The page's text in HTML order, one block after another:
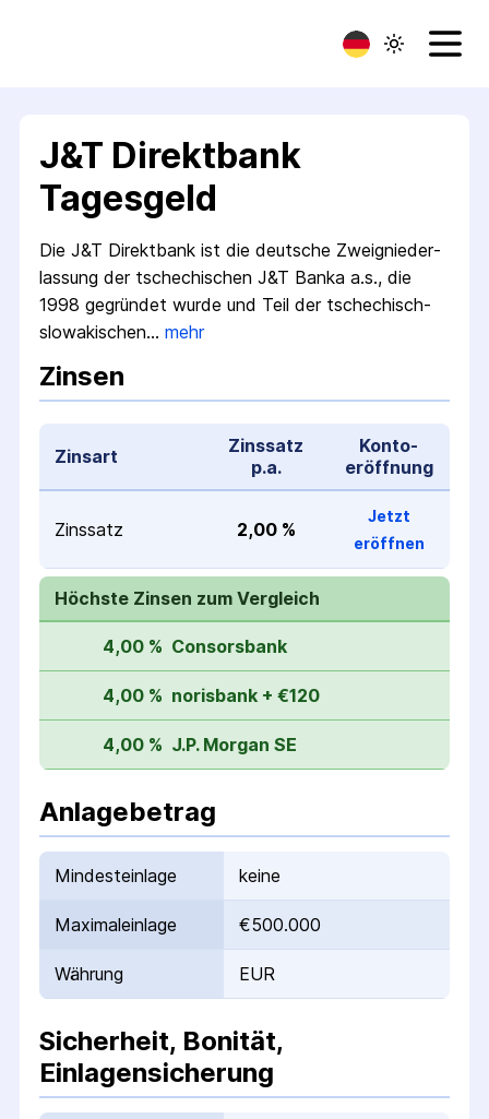
J&T Direktbank
Tagesgeld
Die J&T Direktbank ist die deutsche Zweig­nieder­
lassung der tschechischen J&T Banka a.s., die
1998 gegründet wurde und Teil der tschechisch-
slowakischen… mehr
Zinsen
Zinsart
Zinssatz
p.a.
Konto­
eröffnung
Zinssatz 2,00 %
Jetzt
eröffnen
Höchste Zinsen zum Vergleich
4,00 % Consorsbank
4,00 % norisbank + €120
4,00 % J.P. Morgan SE
Anlagebetrag
Mindesteinlage keine
Maximaleinlage €500.000
Währung EUR
Sicherheit, Bonität,
Einlagensicherung